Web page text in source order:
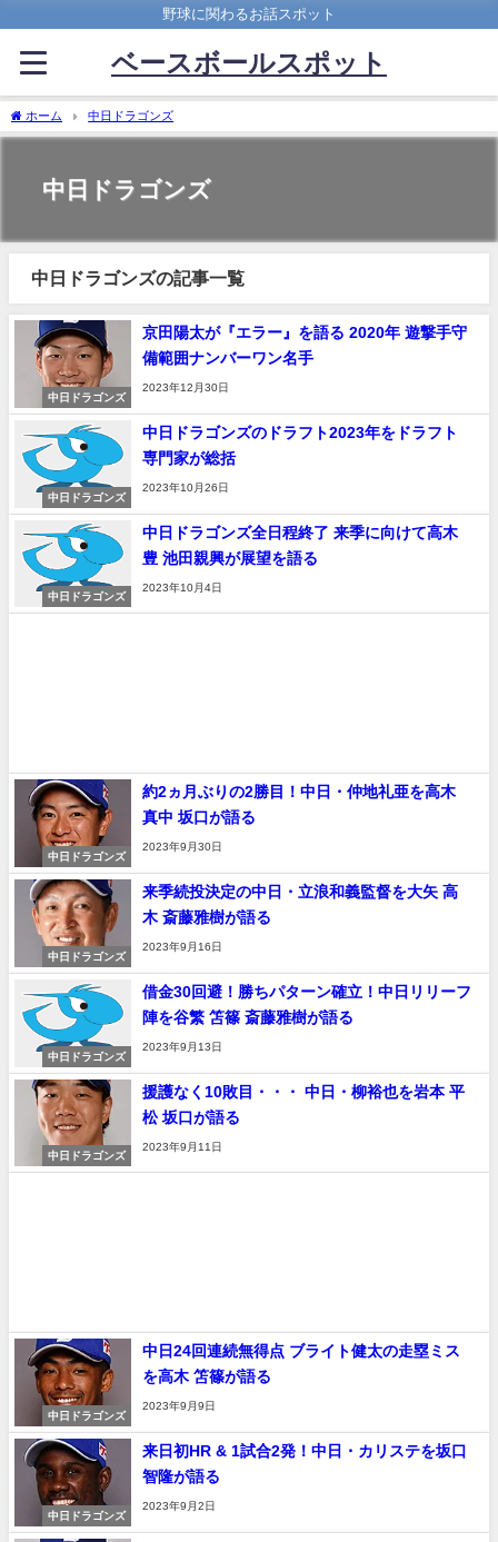
野球に関わるお話スポット
ベースボールスポット
ホーム 中日ドラゴンズ
中日ドラゴンズ
中日ドラゴンズの記事一覧
中日ドラゴンズ
京田陽太が『エラー』を語る 2020年 遊撃手守
備範囲ナンバーワン名手
2023年12月30日
中日ドラゴンズ
中日ドラゴンズのドラフト2023年をドラフト
専門家が総括
2023年10月26日
中日ドラゴンズ
中日ドラゴンズ全日程終了 来季に向けて高木
豊 池田親興が展望を語る
2023年10月4日
中日ドラゴンズ
約2ヵ月ぶりの2勝目！中日・仲地礼亜を高木
真中 坂口が語る
2023年9月30日
中日ドラゴンズ
来季続投決定の中日・立浪和義監督を大矢 高
木 斎藤雅樹が語る
2023年9月16日
中日ドラゴンズ
借金30回避！勝ちパターン確立！中日リリーフ
陣を谷繁 笘篠 斎藤雅樹が語る
2023年9月13日
中日ドラゴンズ
援護なく10敗目・・・ 中日・柳裕也を岩本 平
松 坂口が語る
2023年9月11日
中日ドラゴンズ
中日24回連続無得点 ブライト健太の走塁ミス
を高木 笘篠が語る
2023年9月9日
中日ドラゴンズ
来日初HR & 1試合2発！中日・カリステを坂口
智隆が語る
2023年9月2日